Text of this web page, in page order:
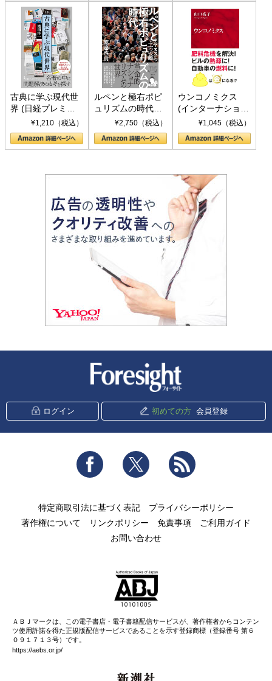
古典に学ぶ現代世
界 (日経プレミア
シリーズ)¥1,210（税込）
ルペンと極右ポピ
ュリズムの時代：
〈ヤヌス〉の二つ
の顔
¥2,750（税込）
ウンコノミクス
(インターナショナ
ル新書)¥1,045（税込）
ログイン 初めての方 会員登録
Facebook Twitter
特定商取引法に基づく表記
プライバシーポリシー
著作権について
リンクポリシー 免責事項
ご利用ガイド
お問い合わせ
ＡＢＪマークは、この電子書店・電子書籍配信サービスが、著作権者からコンテン
ツ使用許諾を得た正規版配信サービスであることを示す登録商標（登録番号 第６
０９１７１３号）です。
https://aebs.or.jp/